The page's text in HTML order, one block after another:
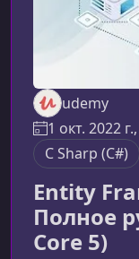
udemy
1 окт. 2022
C Sharp (C#)
Entity
Полное
Core 5)